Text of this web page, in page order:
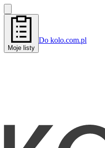
Moje listy
Do kolo.com.pl